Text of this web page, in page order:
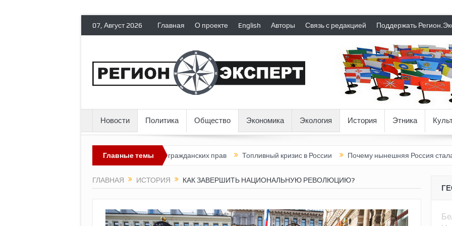
07, Август 2026 Главная О проекте English Авторы Связь с редакцией Поддержать
Новости Политика Общество Экономика Экология История Этника
Главные темы
лишает политических эмигрантов гражданских прав Топливный кризис в России Почему нынешняя Россия стала хуже, чем
ГЛАВНАЯ ИСТОРИЯ КАК ЗАВЕРШИТЬ НАЦИОНАЛЬНУЮ РЕВОЛЮЦИЮ?